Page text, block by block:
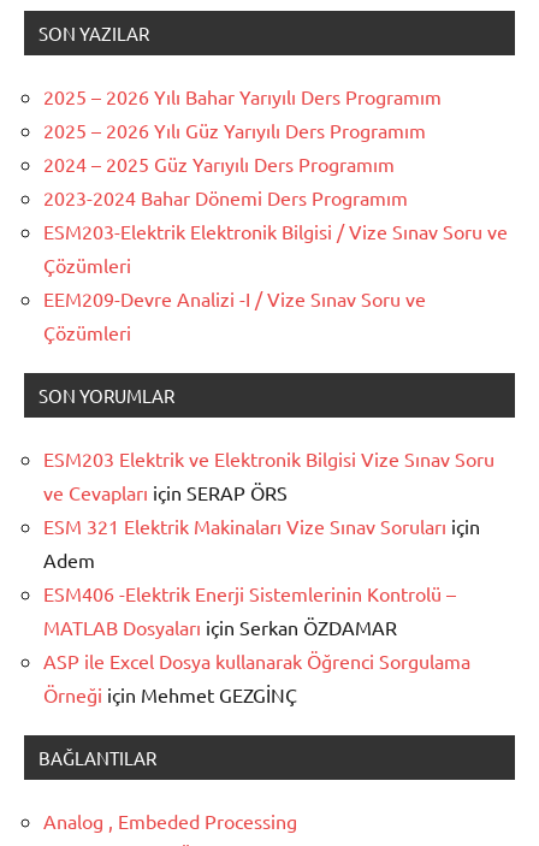
SON YAZILAR
2025 – 2026 Yılı Bahar Yarıyılı Ders Programım
2025 – 2026 Yılı Güz Yarıyılı Ders Programım
2024 – 2025 Güz Yarıyılı Ders Programım
2023-2024 Bahar Dönemi Ders Programım
ESM203-Elektrik Elektronik Bilgisi / Vize Sınav Soru ve
Çözümleri
EEM209-Devre Analizi -I / Vize Sınav Soru ve
Çözümleri
SON YORUMLAR
ESM203 Elektrik ve Elektronik Bilgisi Vize Sınav Soru
ve Cevapları için SERAP ÖRS
ESM 321 Elektrik Makinaları Vize Sınav Soruları için
Adem
ESM406 -Elektrik Enerji Sistemlerinin Kontrolü –
MATLAB Dosyaları için Serkan ÖZDAMAR
ASP ile Excel Dosya kullanarak Öğrenci Sorgulama
Örneği için Mehmet GEZGİNÇ
BAĞLANTILAR
Analog , Embeded Processing